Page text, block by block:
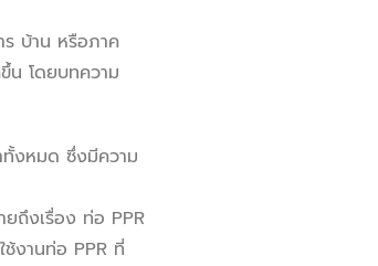
ร บ้าน หรือภาค
น โดยบทความ
ทั้งหมด ซึ่งมีความ
ยถึงเรื่อง ท่อ PPR
ช้งานท่อ PPR ที่